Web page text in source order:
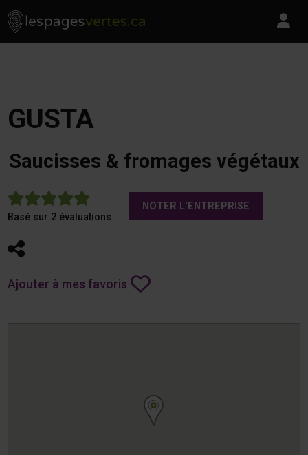
Skip to content
Les Pages Vertes - Go to homepage
GUSTA
Saucisses & fromages végétaux
5
Basé sur 2 évaluations
NOTER L'ENTREPRISE
Partager
Ajouter à mes favoris